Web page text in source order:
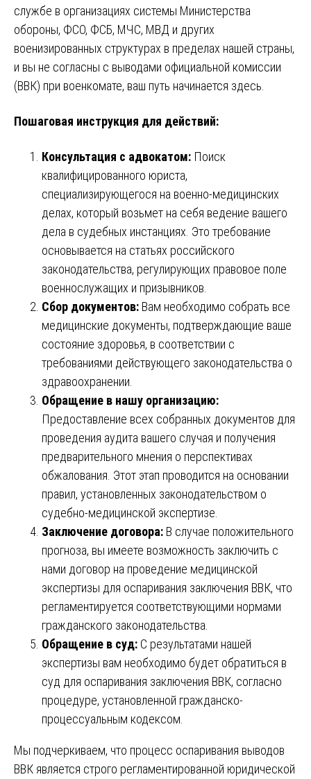
службе в организациях системы Министерства
обороны, ФСО, ФСБ, МЧС, МВД и других
военизированных структурах в пределах нашей страны,
и вы не согласны с выводами официальной комиссии
(ВВК) при военкомате, ваш путь начинается здесь.
Пошаговая инструкция для действий:
Консультация с адвокатом: Поиск
квалифицированного юриста,
специализирующегося на военно-медицинских
делах, который возьмет на себя ведение вашего
дела в судебных инстанциях. Это требование
основывается на статьях российского
законодательства, регулирующих правовое поле
военнослужащих и призывников.
Сбор документов: Вам необходимо собрать все
медицинские документы, подтверждающие ваше
состояние здоровья, в соответствии с
требованиями действующего законодательства о
здравоохранении.
Обращение в нашу организацию:
Предоставление всех собранных документов для
проведения аудита вашего случая и получения
предварительного мнения о перспективах
обжалования. Этот этап проводится на основании
правил, установленных законодательством о
судебно-медицинской экспертизе.
Заключение договора: В случае положительного
прогноза, вы имеете возможность заключить с
нами договор на проведение медицинской
экспертизы для оспаривания заключения ВВК, что
регламентируется соответствующими нормами
гражданского законодательства.
Обращение в суд: С результатами нашей
экспертизы вам необходимо будет обратиться в
суд для оспаривания заключения ВВК, согласно
процедуре, установленной гражданско-
процессуальным кодексом.
Мы подчеркиваем, что процесс оспаривания выводов
ВВК является строго регламентированной юридической